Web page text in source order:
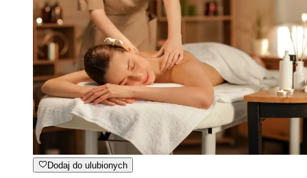
Dodaj do ulubionych